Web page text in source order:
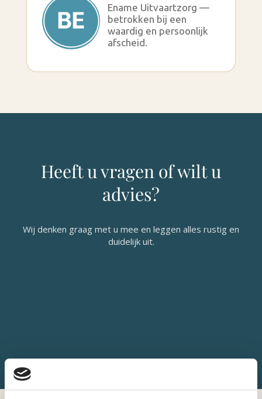
Ename Uitvaartzorg —
betrokken bij een
waardig en persoonlijk
afscheid.
Heeft u vragen of wilt u
advies?
Wij denken graag met u mee en leggen alles rustig en
duidelijk uit.